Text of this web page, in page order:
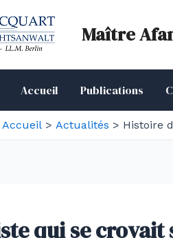
Maître
Accueil Publications
Accueil Actualités Histoire
qui se croyait